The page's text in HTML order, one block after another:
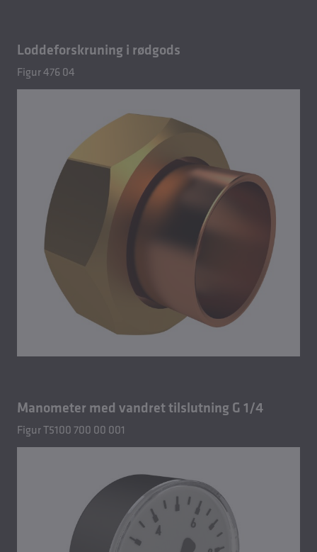
Loddeforskruning i rødgods
Figur 476 04
Manometer med vandret tilslutning G 1/4
Figur T5100 700 00 001